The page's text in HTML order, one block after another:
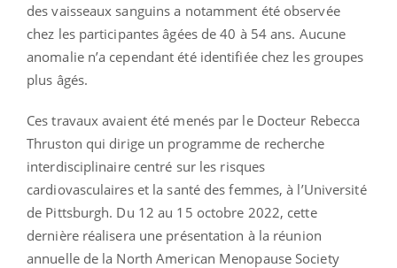
des vaisseaux sanguins a notamment été observée
chez les participantes âgées de 40 à 54 ans. Aucune
anomalie n’a cependant été identifiée chez les groupes
plus âgés.
Ces travaux avaient été menés par le Docteur Rebecca
Thruston qui dirige un programme de recherche
interdisciplinaire centré sur les risques
cardiovasculaires et la santé des femmes, à l’Université
de Pittsburgh. Du 12 au 15 octobre 2022, cette
dernière réalisera une présentation à la réunion
annuelle de la North American Menopause Society